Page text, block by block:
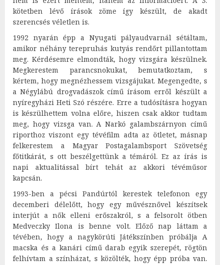
kötetben lévő írások zöme így készült, de akadt
szerencsés véletlen is.
1992 nyarán épp a Nyugati pályaudvarnál sétáltam,
amikor néhány terepruhás kutyás rendőrt pillantottam
meg. Kérdésemre elmondták, hogy vizsgára készülnek.
Megkerestem parancsnokukat, bemutatkoztam, s
kértem, hogy megnézhessem vizsgájukat. Megengedte, s
a Négylábú drogvadászok című írásom erről készült a
nyíregyházi Heti Szó részére. Erre a tudósításra hogyan
is készülhettem volna előre, hiszen csak akkor tudtam
meg, hogy vizsga van. A Narkó galambszárnyon című
riporthoz viszont egy tévéfilm adta az ötletet, másnap
felkerestem a Magyar Postagalambsport Szövetség
főtitkárát, s ott beszélgettünk a témáról. Ez az írás is
napi aktualitással bírt tehát az akkori tévéműsor
kapcsán.
1993-ben a pécsi Pandúrtól kerestek telefonon egy
decemberi délelőtt, hogy egy művésznővel készítsek
interjút a nők elleni erőszakról, s a felsorolt ötben
Medveczky Ilona is benne volt. Előző nap láttam a
tévében, hogy a nagykörúti Játékszínben próbálja A
macska és a kanári című darab egyik szerepét, rögtön
felhívtam a színházat, s közölték, hogy épp próba van.